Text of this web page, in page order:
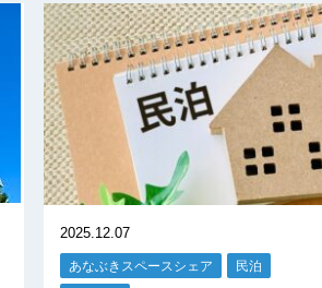
2025.12.07
あなぶきスペースシェア 民泊